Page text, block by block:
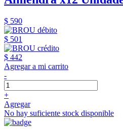
$ 590
$ 501
$ 442
Agregar a mi carrito
-
+
Agregar
No hay suficiente stock disponible